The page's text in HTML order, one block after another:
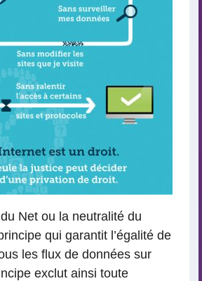
Net ou la neutralité du
qui garantit l’égalité de
les flux de données sur
exclut ainsi toute